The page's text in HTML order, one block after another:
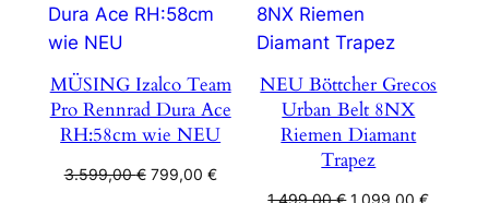
ANGEBOT
MÜSING Izalco Team
Pro Rennrad Dura Ace
RH:58cm wie NEU
3.599,00€ Ursprünglicher
799,00 €Aktueller
NEU Böttcher Grecos
Urban Belt 8NX
Riemen Diamant
Trapez
Ursprünglicher